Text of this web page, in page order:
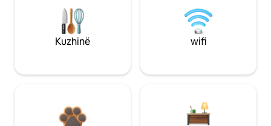
Kuzhinë wifi